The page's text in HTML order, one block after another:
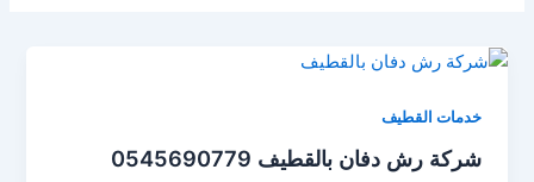
خدمات القطيف
شركة رش دفان بالقطيف 0545690779